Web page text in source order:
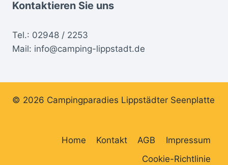
Kontaktieren Sie uns
Tel.: 02948 / 2253
Mail: info@camping-lippstadt.de
© 2026 Campingparadies Lippstädter Seenplatte
Home Kontakt AGB
Impressum
Cookie-Richtlinie